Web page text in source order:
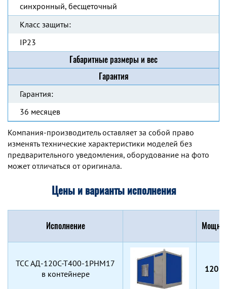
синхронный, бесщеточный
Класс защиты:
IP23
Габаритные размеры и вес
Гарантия
Гарантия:
36 месяцев
Компания-производитель оставляет за собой право
изменять технические характеристики моделей без
предварительного уведомления, оборудование на фото
может отличаться от оригинала.
Цены и варианты исполнения
Исполнение
TCC АД-120С-Т400-1РНМ17
в контейнере
120